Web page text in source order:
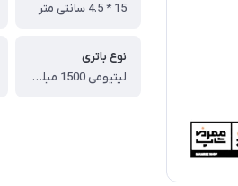
15 * 4.5 سانتی متر
نوع باتری
لیتیومی 1500 میلی آمپر ساعت شارژی